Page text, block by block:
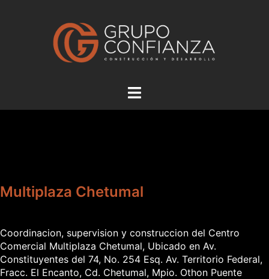
Alternar
Multiplaza Chetumal
Coordinacion, supervision y construccion del Centro
Comercial Multiplaza Chetumal, Ubicado en Av.
Constituyentes del 74, No. 254 Esq. Av. Territorio Federal,
Fracc. El Encanto, Cd. Chetumal, Mpio. Othon Puente